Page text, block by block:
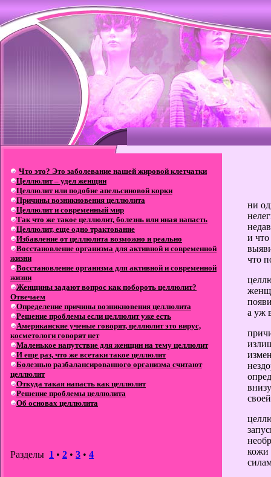
Что это? Это заболевание нашей жировой клетчатки
Целлюлит – удел женщин
Целлюлит или подобие апельсиновой корки
Причины возникновения целлюлита
Целлюлит и современный мир
Так что же такое целлюлит, болезнь или иная напасть
Целлюлит, еще одно трактование
Избавление от целлюлита возможно и реально
Восстановление организма для активной и современной
жизни
Восстановление организма для активной и современной
жизни
Женщины задают вопрос как побороть целлюлит?
Отвечаем
Определение причины возникновения целлюлита
Решение проблемы если целлюлит уже есть
Американские ученые говорят, целлюлит это вирус,
косметологи говорят нет
Маленькое напутствие для женщин на тему целлюлит
И еще раз, что же всетаки такое целлюлит
Болезнью разбалансированного организма считают
целлюлит
Откуда такая напасть как целлюлит
Решение проблемы целлюлита
Об основах целлюлита
Разделы 1 • 2 • 3 • 4
ни
и что
что
а уж
кожи